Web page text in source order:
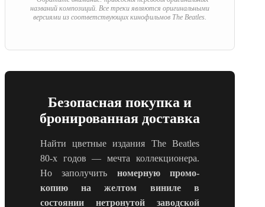
названий композиций. Все треки являются оригинальными
версиями из соответствующих кинофильмов The Beatles.
Безопасная покупка и
бронированная доставка
Найти цветные издания The Beatles
80-х годов — мечта коллекционера.
Но заполучить номерную промо-
копию на желтом виниле в
состоянии нетронутой заводской